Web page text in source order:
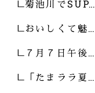
菊池川でSUP…
おいしくて魅…
７月７日午後…
「たまララ夏…